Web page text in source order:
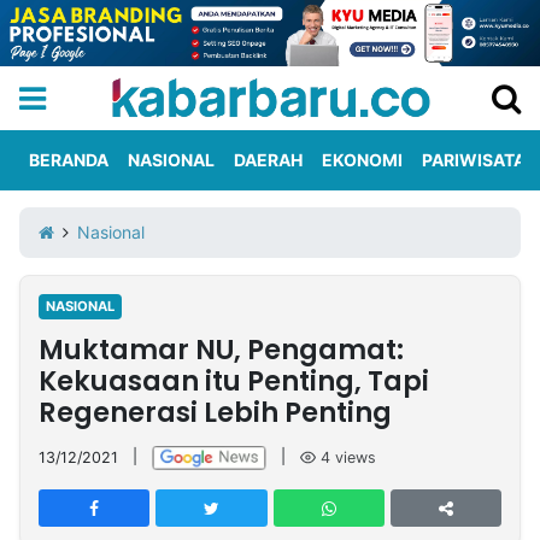
Iklan
Berita
Kami
Nasional
International
Olahraga
Entertainment
Daerah
Pariwisata
Kuliner
Kolom
Network
PT
TREETAN
BERANDA NASIONAL DAERAH EKONOMI PARIWISATA
Nasional
NASIONAL
Muktamar NU, Pengamat:
Kekuasaan itu Penting, Tapi
Regenerasi Lebih Penting
13/12/2021 4 views